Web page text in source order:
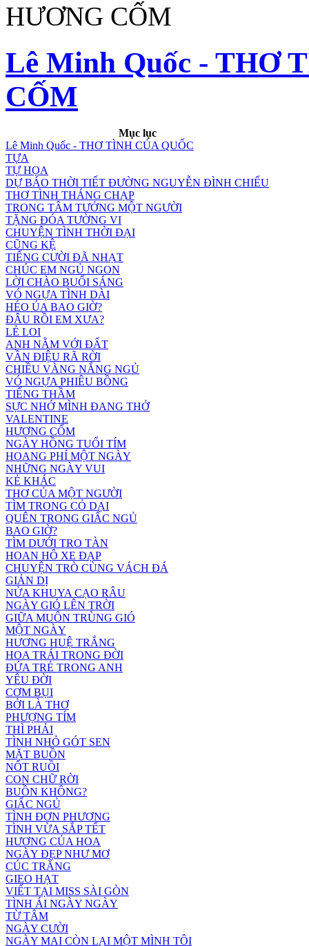
HƯƠNG CỐM
Lê Minh Quốc - THƠ
CỐM
Mục lục
Lê Minh Quốc - THƠ TÌNH CỦA QUỐC
TỰA
TỰ HỌA
DỰ BÁO THỜI TIẾT ĐƯỜNG NGUYỄN ĐÌNH CHIỂU
THƠ TÌNH THÁNG CHẠP
TRONG TÂM TƯỞNG MỘT NGƯỜI
TẶNG ĐÓA TƯỜNG VI
CHUYỆN TÌNH THỜI ĐẠI
CŨNG KỆ
TIẾNG CƯỜI ĐÃ NHẠT
CHÚC EM NGỦ NGON
LỜI CHÀO BUỔI SÁNG
VÓ NGỰA TÌNH DÀI
HÉO ÚA BAO GIỜ?
ĐÂU RỒI EM XƯA?
LẺ LOI
ANH NẰM VỚI ĐẤT
VẦN ĐIỆU RÃ RỜI
CHIỀU VÀNG NẮNG NGỦ
VÓ NGỰA PHIÊU BỒNG
TIẾNG THẦM
SỰC NHỚ MÌNH ĐANG THỞ
VALENTINE
HƯƠNG CỐM
NGÀY HỒNG TUỔI TÍM
HOANG PHÍ MỘT NGÀY
NHỮNG NGÀY VUI
KẺ KHÁC
THƠ CỦA MỘT NGƯỜI
TÌM TRONG CỎ DẠI
QUÊN TRONG GIẤC NGỦ
BAO GIỜ?
TÌM DƯỚI TRO TÀN
HOAN HÔ XE ĐẠP
CHUYỆN TRÒ CÙNG VÁCH ĐÁ
GIẢN DỊ
NỬA KHUYA CẠO RÂU
NGÀY GIÓ LÊN TRỜI
GIỮA MUÔN TRÙNG GIÓ
MỘT NGÀY
HƯƠNG HUỆ TRẮNG
HOA TRÁI TRONG ĐỜI
ĐỨA TRẺ TRONG ANH
YÊU ĐỜI
CƠM BỤI
BỞI LÀ THƠ
PHƯỢNG TÍM
THÌ PHẢI
TÌNH NHỎ GÓT SEN
MẶT BUỒN
NỐT RUỒI
CON CHỮ RỜI
BUỒN KHÔNG?
GIẤC NGỦ
TÌNH ĐƠN PHƯƠNG
TÌNH VỪA SẮP TẾT
HƯƠNG CỦA HOA
NGÀY ĐẸP NHƯ MƠ
CÚC TRẮNG
GIEO HẠT
VIẾT TẠI MISS SÀI GÒN
TÌNH ÁI NGÀY NGÀY
TỪ TÂM
NGÀY CƯỜI
NGÀY MAI CÒN LẠI MỘT MÌNH TÔI